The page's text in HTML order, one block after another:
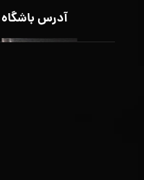
آدرس